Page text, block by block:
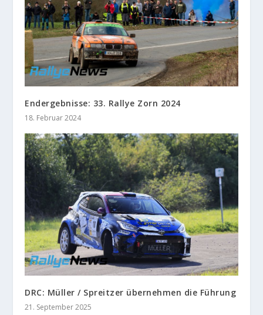
Endergebnisse: 33. Rallye Zorn 2024
18. Februar 2024
DRC: Müller / Spreitzer übernehmen die Führung
21. September 2025